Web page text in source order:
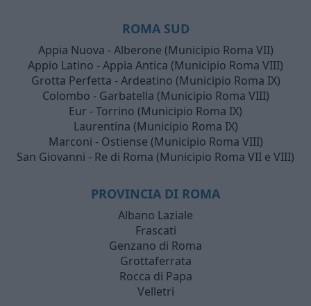
ROMA SUD
Appia Nuova - Alberone (Municipio Roma VII)
Appio Latino - Appia Antica (Municipio Roma VIII)
Grotta Perfetta - Ardeatino (Municipio Roma IX)
Colombo - Garbatella (Municipio Roma VIII)
Eur - Torrino (Municipio Roma IX)
Laurentina (Municipio Roma IX)
Marconi - Ostiense (Municipio Roma VIII)
San Giovanni - Re di Roma (Municipio Roma VII e VIII)
PROVINCIA DI ROMA
Albano Laziale
Frascati
Genzano di Roma
Grottaferrata
Rocca di Papa
Velletri